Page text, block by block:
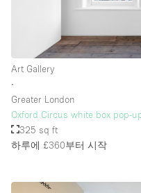
Art Gallery
∙
Greater London
Oxford Circus white box pop-
325 sq ft
하루에 £360부터 시작